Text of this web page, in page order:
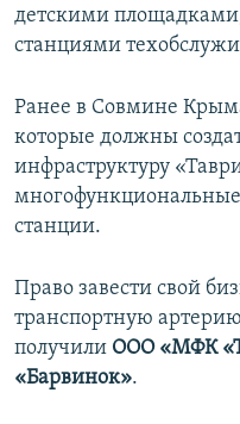
детскими
станциями
Ранее в Совмине
которые должны
инфраструктуру
станции.
Право завести свой
транспортную
получили ООО «МФК
«Барвинок».